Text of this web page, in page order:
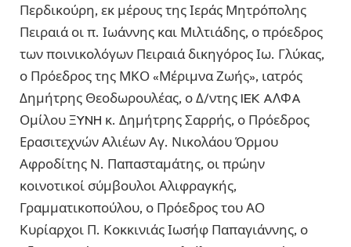
Περδικούρη, εκ μέρους της Ιεράς Μητρόπολης
Πειραιά οι π. Ιωάννης και Μιλτιάδης, ο πρόεδρος
των ποινικολόγων Πειραιά δικηγόρος Ιω. Γλύκας,
ο Πρόεδρος της ΜΚΟ «Μέριμνα Ζωής», ιατρός
Δημήτρης Θεοδωρουλέας, ο Δ/ντης IEK AΛΦA
Ομίλου ΞYNH κ. Δημήτρης Σαρρής, ο Πρόεδρος
Ερασιτεχνών Αλιέων Αγ. Νικολάου Όρμου
Αφροδίτης Ν. Παπασταμάτης, οι πρώην
κοινοτικοί σύμβουλοι Αλιφραγκής,
Γραμματικοπούλου, ο Πρόεδρος του ΑΟ
Κυρίαρχοι Π. Κοκκινιάς Ιωσήφ Παπαγιάννης, ο